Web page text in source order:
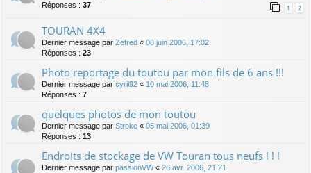
Réponses : 37 1 2
TOURAN 4X4
Dernier message par Zefred « 08 juin 2006, 17:02
Réponses : 23
Photo reportage du toutou par mon fils de 6 ans !!!
Dernier message par cyril92 « 10 mai 2006, 11:48
Réponses : 7
quelques photos de mon toutou
Dernier message par Stroke « 05 mai 2006, 01:39
Réponses : 13
Endroits de stockage de VW Touran tous neufs ! ! !
Dernier message par passionVW« 26 avr. 2006, 21:21